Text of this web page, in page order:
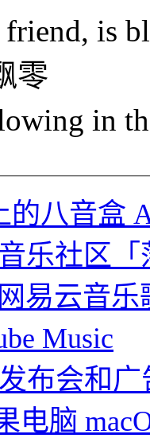
friend, is
零
in
的八音盒
乐社区「
易云音
Music
布会和
电脑